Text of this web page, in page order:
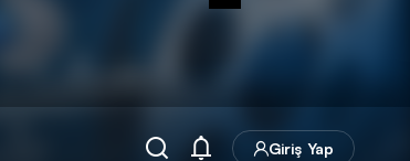
Giriş Yap